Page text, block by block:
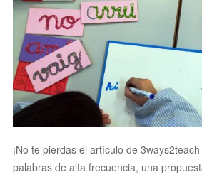
¡No te pierdas el artículo de
palabras de alta frecuencia, una